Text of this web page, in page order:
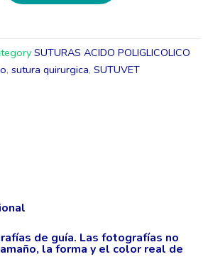
SUTURAS ACIDO POLIGLICOLICO
, sutura quirurgica, SUTUVET
de guía. Las fotografías no
la forma y el color real de